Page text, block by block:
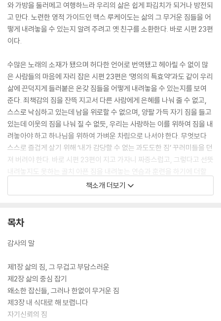
와 가방을 둘러메고 여행하느라 우리의 삶은 쉽게 파김치가 되거나 방전되
고 만다. 노련한 영적 가이드인 맥스 루케이도는 삶의 그 무거운 짐들을 어
떻게 내려놓을 수 있는지 알려 주려고 옛 친구를 소환한다. 바로 시편 23편
이다.
수많은 노래의 소재가 됐으며 허다한 언어로 번역됐고 헤아릴 수 없이 많
은 사람들의 마음에 자리 잡은 시편 23편은 ‘명의의 특효약’과도 같이 우리
삶에 끈덕지게 들러붙은 온갖 짐들을 어떻게 내려놓을 수 있는지를 보여
준다. 죄책감의 짐을 잔뜩 지고서 다른 사람에게 은혜를 나눠 줄 수 없고,
스스로 낙심하고 있는데 남을 위로할 수 없으며, 양팔 가득 자기 짐을 들고
있는데 이웃의 짐을 나눠 질 수 없듯, 우리는 사랑하는 이를 위하여 짐을 내
려놓아야 하고 하나님을 위하여 가벼운 차림으로 나서야 한다. 무엇보다
스스로 즐겁게 살기 위해 ‘내가 감당할 수 없는 과도도한 짐’ 꾸러미들을 던
져 버려야 한다. 바로 시편 23편이 지고 가자니 짜증스럽고, 그렇다고 선뜻
내려놓지도 못하는 골치 아픈 짐을 내려놓는 연습과 훈련을 하기에 더할
나위 없이 좋은 출발선이다. ‘많은 짐’을 가지고 다니지 않는 여행의 고수처
럼, 인생을 홀가분하게 여행하는 신앙의 고수가 되도록 우리를 단련시킬
이라는 제목으로 국내에 소개된 적이 있다.
책소개 더보기
목차
감사의 말
제1장 삶의 짐, 그 무겁고 부담스러운
제2장 삶의 중심 잡기
왜소한 잡신들, 그러나 한없이 무거운 짐
제3장 내 식대로 해 보렵니다
자기신뢰의 짐